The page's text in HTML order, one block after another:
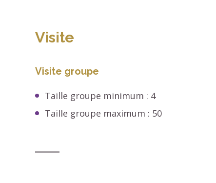
Visite
Visite groupe
Taille groupe minimum : 4
Taille groupe maximum : 50